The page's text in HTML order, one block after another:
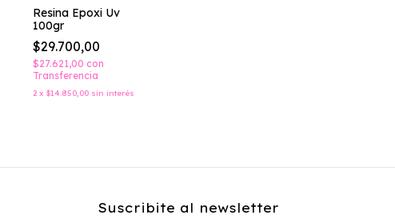
Resina Epoxi Uv
100gr
$29.700,00
$27.621,00con
Transferencia
2 x$14.850,00 sin interés
Suscribite al newsletter